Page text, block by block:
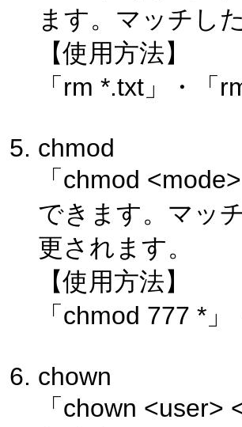
ます。マッチし
【使用方法】
「rm *.txt」・「
chmod
「chmod
できます。マッ
更されます。
【使用方法】
「chmod 777 *
chown
「chown